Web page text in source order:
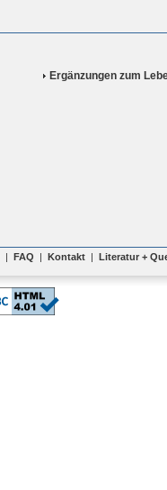
Ergänzungen zum
| FAQ | Kontakt | Literatur +